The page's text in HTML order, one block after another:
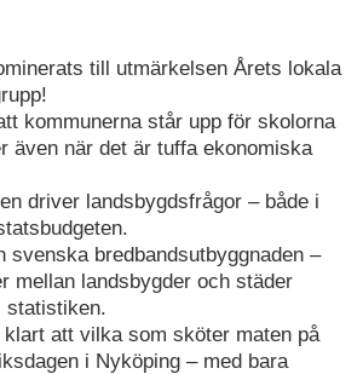
till utmärkelsen Årets lokala
kommunerna står upp för skolorna
även när det är tuffa ekonomiska
driver landsbygdsfrågor – både i
svenska bredbandsutbyggnaden –
mellan landsbygder och städer
statistiken.
att vilka som sköter maten på
i Nyköping – med bara